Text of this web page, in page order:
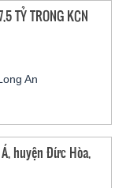
TỶ TRONG KCN
An
huyện Đức Hòa,